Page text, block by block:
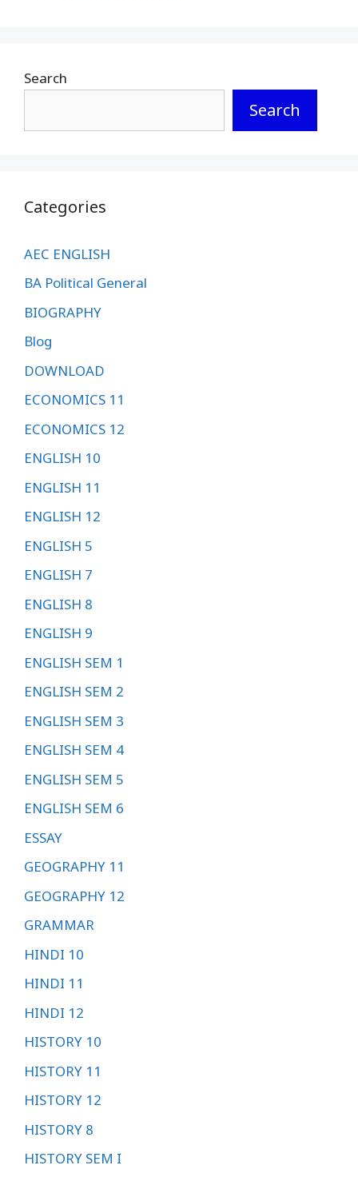
Search
Search
Categories
AEC ENGLISH
BA Political General
BIOGRAPHY
Blog
DOWNLOAD
ECONOMICS 11
ECONOMICS 12
ENGLISH 10
ENGLISH 11
ENGLISH 12
ENGLISH 5
ENGLISH 7
ENGLISH 8
ENGLISH 9
ENGLISH SEM 1
ENGLISH SEM 2
ENGLISH SEM 3
ENGLISH SEM 4
ENGLISH SEM 5
ENGLISH SEM 6
ESSAY
GEOGRAPHY 11
GEOGRAPHY 12
GRAMMAR
HINDI 10
HINDI 11
HINDI 12
HISTORY 10
HISTORY 11
HISTORY 12
HISTORY 8
HISTORY SEM I